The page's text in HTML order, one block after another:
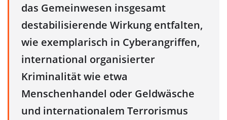
das Gemeinwesen insgesamt
destabilisierende Wirkung entfalten,
wie exemplarisch in Cyberangriffen,
international organisierter
Kriminalität wie etwa
Menschenhandel oder Geldwäsche
und internationalem Terrorismus